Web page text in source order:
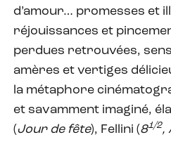
d’amour… promesses et
réjouissances et
perdues retrouvées,
amères et vertiges
la métaphore
et savamment imaginé,
(Jour de fête), Fellini (81/2,